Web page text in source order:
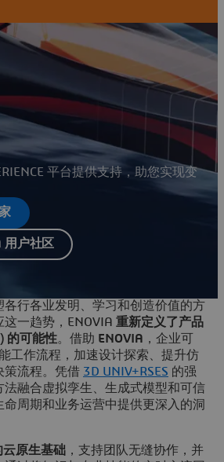
平台提供支持，助您实现变
用户社区
各行各业发明、学习和创造价值的方
一趋势，ENOVIA 重新定义了产品
的可能性。借助 ENOVIA ，企业可
工作流程，加速设计探索、提升仿
策流程。凭借 3D UNIV+RSES 的强
法融合虚拟孪生、生成式模型和可信
周期和业务运营中提供更深入的洞
云原生基础 ，支持团队无缝协作，并